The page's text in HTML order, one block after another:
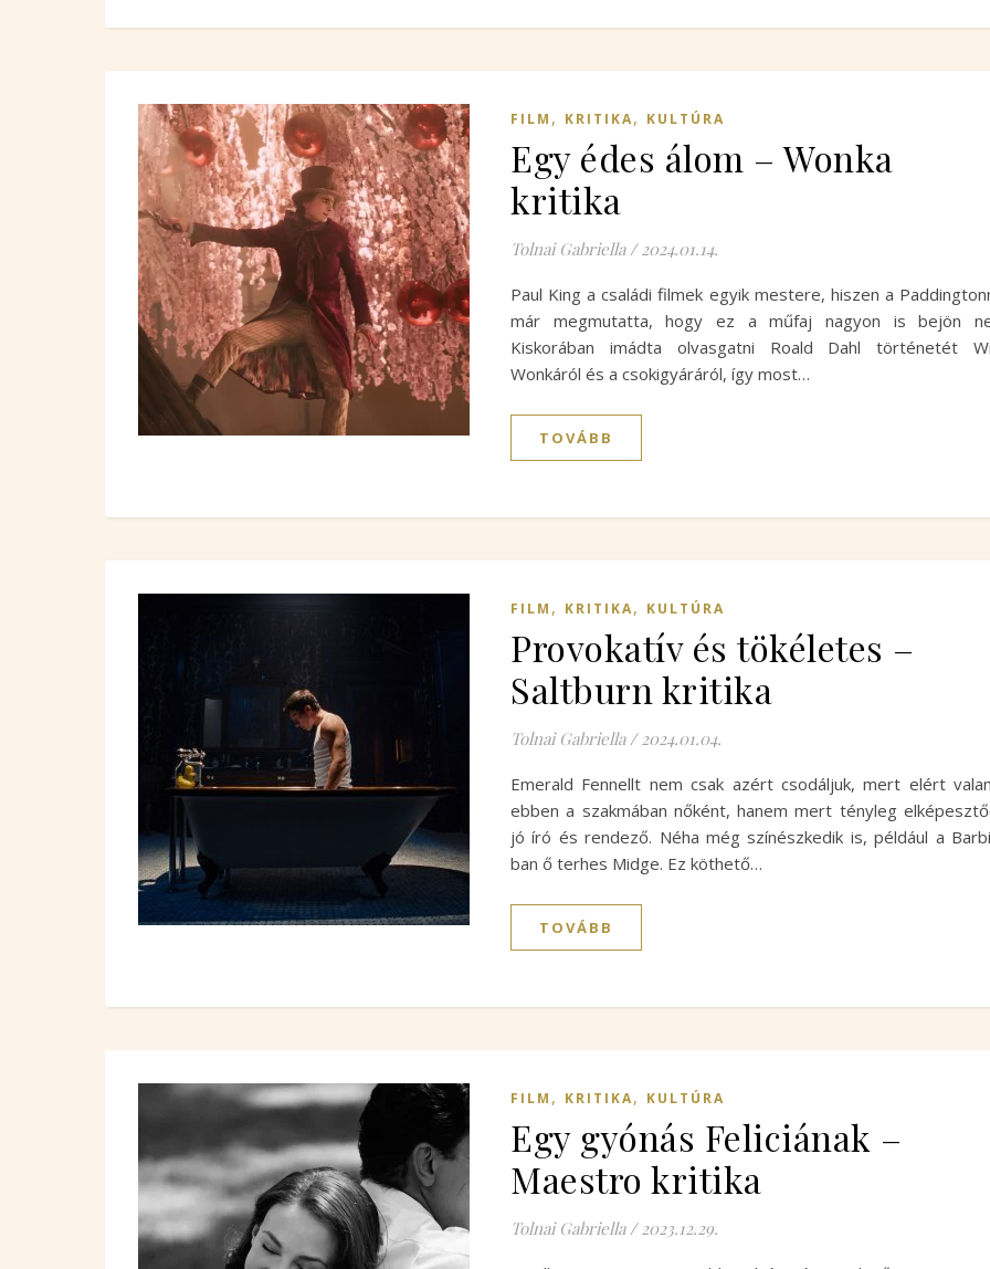
FILM , KRITIKA, KULTÚRA
Egy édes álom – Wonka
kritika
Tolnai Gabriella / 2024.01.14.
Paul King a családi filmek egyik mestere, hiszen a
már megmutatta, hogy ez a műfaj nagyon is bejön
Kiskorában imádta olvasgatni Roald Dahl történetét
Wonkáról és a csokigyáráról, így most…
TOVÁBB
FILM , KRITIKA, KULTÚRA
Provokatív és tökéletes –
Saltburn kritika
Tolnai Gabriella / 2024.01.04.
Emerald Fennellt nem csak azért csodáljuk, mert elért
ebben a szakmában nőként, hanem mert tényleg
jó író és rendező. Néha még színészkedik is, például a
ban ő terhes Midge. Ez köthető…
TOVÁBB
FILM , KRITIKA, KULTÚRA
Egy gyónás Feliciának –
Maestro kritika
Tolnai Gabriella / 2023.12.29.